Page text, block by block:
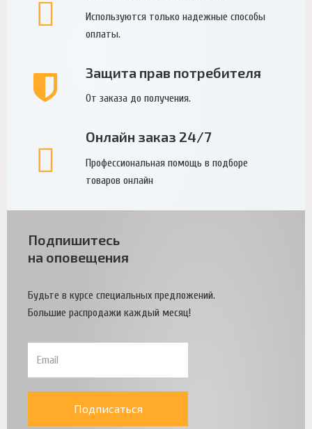
Используются только надежные способы
оплаты.
Защита прав потребителя
От заказа до получения.
Онлайн заказ 24/7
Профессиональная помощь в подборе
товаров онлайн
Подпишитесь
на оповещения
Будьте в курсе специальных предложений.
Большие распродажи каждый месяц!
Подписаться